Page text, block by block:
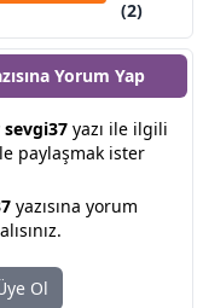
(2)
Yorum Yap
sevgi37yazı ile ilgili
paylaşmak ister
yazısına yorum
Ol